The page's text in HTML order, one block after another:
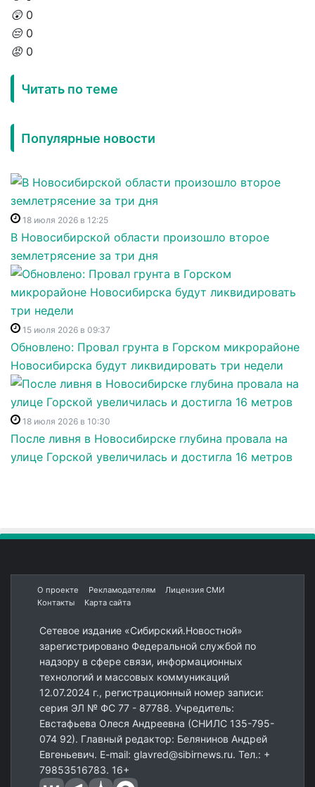
😲 0
😔 0
😡 0
Читать по теме
Популярные новости
18 июля 2026 в 12:25
В Новосибирской области произошло второе
землетрясение за три дня
15 июля 2026 в 09:37
Обновлено: Провал грунта в Горском микрорайоне
Новосибирска будут ликвидировать три недели
18 июля 2026 в 10:30
После ливня в Новосибирске глубина провала на
улице Горской увеличилась и достигла 16 метров
О проекте Рекламодателям
Лицензия СМИ
Контакты
Карта сайта
Сетевое издание «Сибирский.Новостной»
зарегистрировано Федеральной службой по
надзору в сфере связи, информационных
технологий и массовых коммуникаций
12.07.2024 г., регистрационный номер записи:
серия ЭЛ № ФС 77 - 87788. Учредитель:
Евстафьева Олеся Андреевна (СНИЛС 135-795-
074 92). Главный редактор: Белянинов Андрей
Евгеньевич. E-mail: glavred@sibirnews.ru. Тел.: +
79853516783. 16+